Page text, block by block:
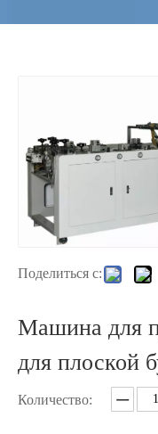
Поделиться с:
Машина для
для плоской
Количество: